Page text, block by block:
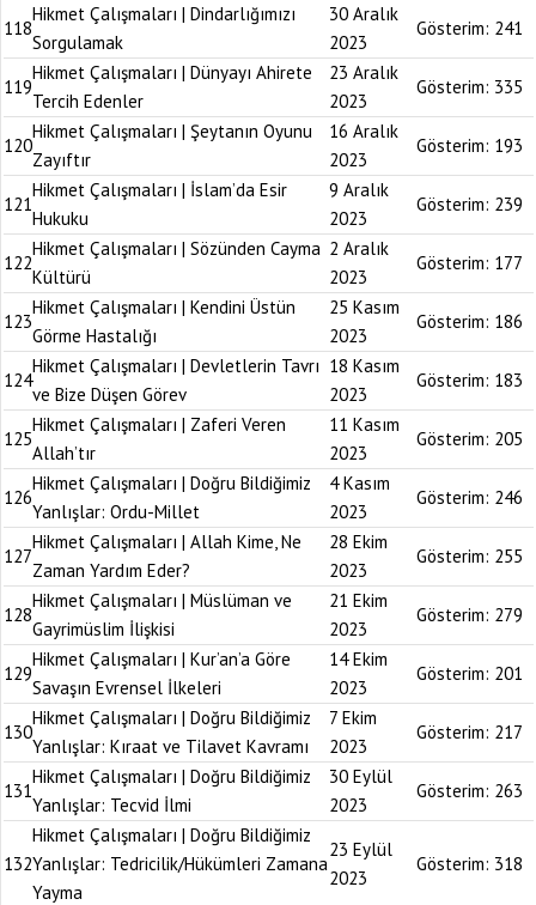
118
Hikmet Çalışmaları | Dindarlığımızı
Sorgulamak
30 Aralık
2023
Gösterim: 241
119
Hikmet Çalışmaları | Dünyayı Ahirete
Tercih Edenler
23 Aralık
2023
Gösterim: 335
120
Hikmet Çalışmaları | Şeytanın Oyunu
Zayıftır
16 Aralık
2023
Gösterim: 193
121
Hikmet Çalışmaları | İslam’da Esir
Hukuku
9 Aralık
2023
Gösterim: 239
122
Hikmet Çalışmaları | Sözünden Cayma
Kültürü
2 Aralık
2023
Gösterim: 177
123
Hikmet Çalışmaları | Kendini Üstün
Görme Hastalığı
25 Kasım
2023
Gösterim: 186
124
Hikmet Çalışmaları | Devletlerin Tavrı
ve Bize Düşen Görev
18 Kasım
2023
Gösterim: 183
125
Hikmet Çalışmaları | Zaferi Veren
Allah’tır
11 Kasım
2023
Gösterim: 205
126
Hikmet Çalışmaları | Doğru Bildiğimiz
Yanlışlar: Ordu-Millet
4 Kasım
2023
Gösterim: 246
127
Hikmet Çalışmaları | Allah Kime, Ne
Zaman Yardım Eder?
28 Ekim
2023
Gösterim: 255
128
Hikmet Çalışmaları | Müslüman ve
Gayrimüslim İlişkisi
21 Ekim
2023
Gösterim: 279
129
Hikmet Çalışmaları | Kur’an’a Göre
Savaşın Evrensel İlkeleri
14 Ekim
2023
Gösterim: 201
130
Hikmet Çalışmaları | Doğru Bildiğimiz
Yanlışlar: Kıraat ve Tilavet Kavramı
7 Ekim
2023
Gösterim: 217
131
Hikmet Çalışmaları | Doğru Bildiğimiz
Yanlışlar: Tecvid İlmi
30 Eylül
2023
Gösterim: 263
132
Hikmet Çalışmaları | Doğru Bildiğimiz
Yanlışlar: Tedricilik/Hükümleri Zamana
Yayma
23 Eylül
2023
Gösterim: 318